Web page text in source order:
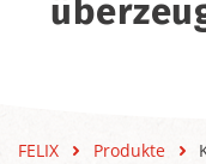
FELIX Produkte